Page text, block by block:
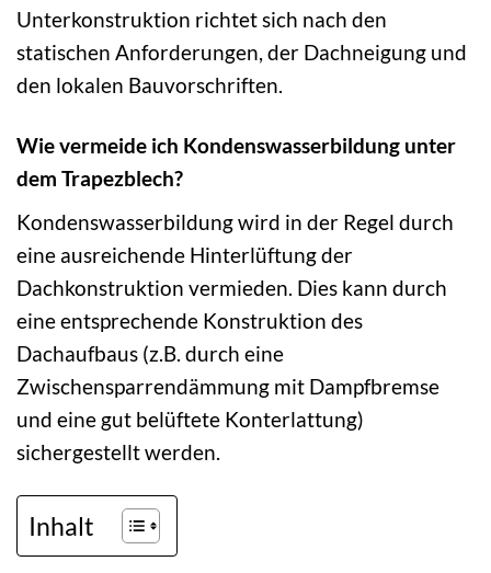
Unterkonstruktion richtet sich nach den
statischen Anforderungen, der Dachneigung und
den lokalen Bauvorschriften.
Wie vermeide ich Kondenswasserbildung unter
dem Trapezblech?
Kondenswasserbildung wird in der Regel durch
eine ausreichende Hinterlüftung der
Dachkonstruktion vermieden. Dies kann durch
eine entsprechende Konstruktion des
Dachaufbaus (z.B. durch eine
Zwischensparrendämmung mit Dampfbremse
und eine gut belüftete Konterlattung)
sichergestellt werden.
Inhalt